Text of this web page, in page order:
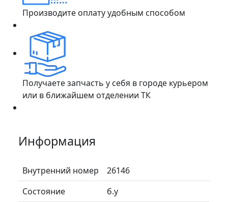
Производите оплату удобным способом
Получаете запчасть у себя в городе курьером
или в ближайшем отделении ТК
Информация
Внутренний номер
26146
Состояние
б.у